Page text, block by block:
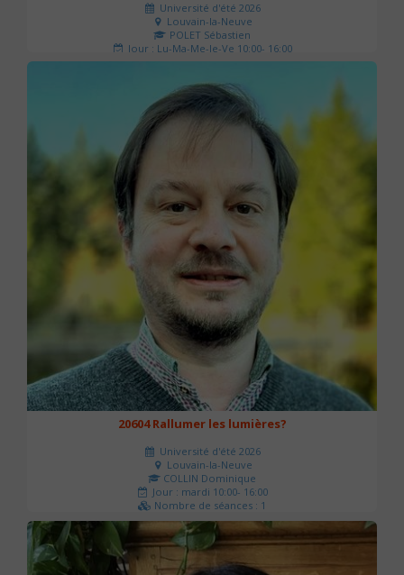
Université d'été 2026
Louvain-la-Neuve
POLET Sébastien
Jour : Lu-Ma-Me-Je-Ve 10:00- 16:00
Nombre de séances : 2
20604 Rallumer les lumières?
Université d'été 2026
Louvain-la-Neuve
COLLIN Dominique
Jour : mardi 10:00- 16:00
Nombre de séances : 1
60 €